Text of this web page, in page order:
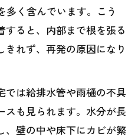
多く含んでいます。こう
すると、内部まで根を張る
れず、再発の原因になり
では給排水管や雨樋の不具
スも見られます。水分が長
、壁の中や床下にカビが繁